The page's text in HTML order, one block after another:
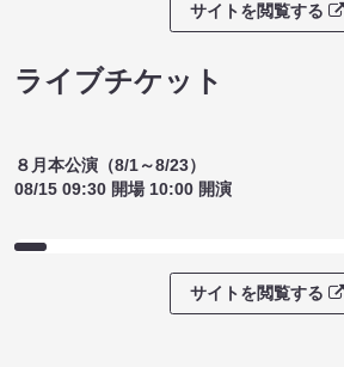
サイトを閲覧する
ライブチケット
８月本公演（8/1～8/23）
08/15 09:30 開場 10:00 開演
サイトを閲覧する